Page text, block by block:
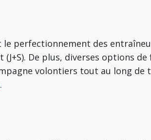
perfectionnement des
(J+S). De plus, diverses options
volontiers tout au long de
.